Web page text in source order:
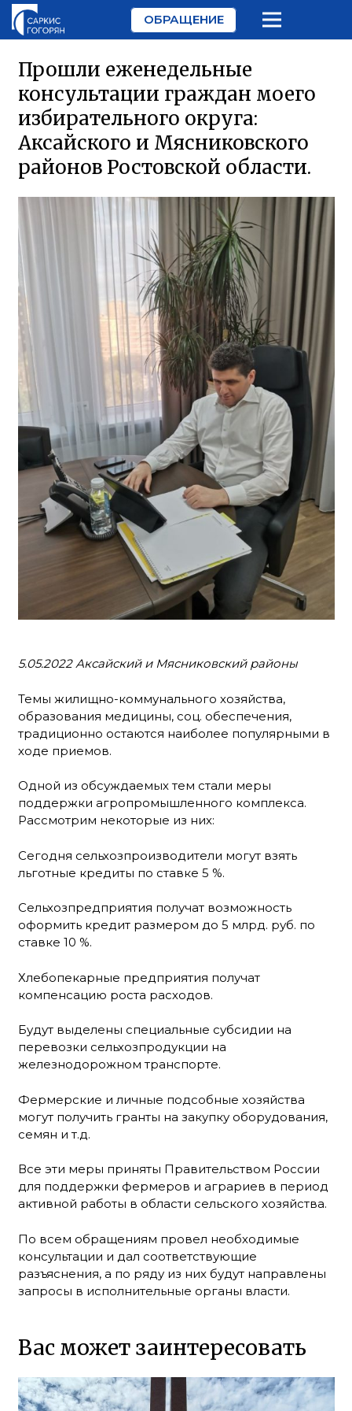
ОБРАЩЕНИЕ
Прошли еженедельные
консультации граждан моего
избирательного округа:
Аксайского и Мясниковского
районов Ростовской области.
5.05.2022 Аксайский и Мясниковский районы
Темы жилищно-коммунального хозяйства,
образования медицины, соц. обеспечения,
традиционно остаются наиболее популярными в
ходе приемов.
Одной из обсуждаемых тем стали меры
поддержки агропромышленного комплекса.
Рассмотрим некоторые из них:
Сегодня сельхозпроизводители могут взять
льготные кредиты по ставке 5 %.
Сельхозпредприятия получат возможность
оформить кредит размером до 5 млрд. руб. по
ставке 10 %.
Хлебопекарные предприятия получат
компенсацию роста расходов.
Будут выделены специальные субсидии на
перевозки сельхозпродукции на
железнодорожном транспорте.
Фермерские и личные подсобные хозяйства
могут получить гранты на закупку оборудования,
семян и т.д.
Все эти меры приняты Правительством России
для поддержки фермеров и аграриев в период
активной работы в области сельского хозяйства.
По всем обращениям провел необходимые
консультации и дал соответствующие
разъяснения, а по ряду из них будут направлены
запросы в исполнительные органы власти.
Вас может заинтересовать